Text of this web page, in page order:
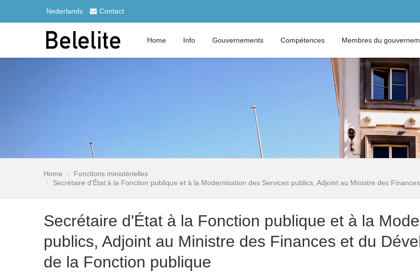
Nederlands Contact
Home Info Gouvernements Compétences Membres du
Home
Fonctions ministérielles
Secrétaire d'État à la Fonction publique et à la Modernisation des Services publics, Adjoint au Ministre des
Secrétaire d'État à la Fonction publique et à la
publics, Adjoint au Ministre des Finances et du
de la Fonction publique